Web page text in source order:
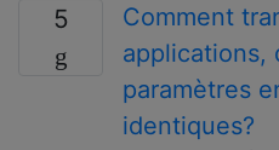
5
Comment
applications,
paramètres
identiques?